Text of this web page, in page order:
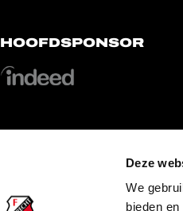
Deze
We
bieden
HOOFDSPONSOR
OFFICIAL PARTNERS